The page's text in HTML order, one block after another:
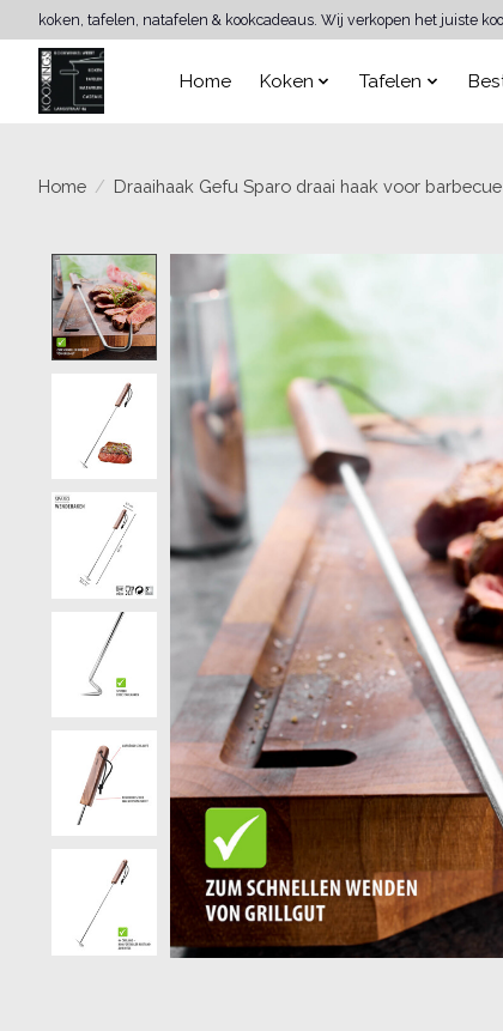
koken, tafelen, natafelen & kookcadeaus. Wij verkopen het juiste
Home Koken Tafelen
Home / Draaihaak Gefu Sparo draai haak voor barbecue
Product image slideshow Items